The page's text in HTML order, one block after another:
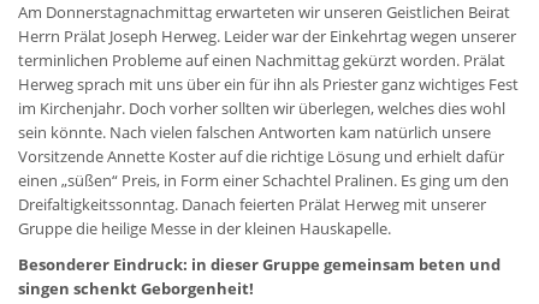
Am Donnerstagnachmittag erwarteten wir unseren Geistlichen Beirat
Herrn Prälat Joseph Herweg. Leider war der Einkehrtag wegen unserer
terminlichen Probleme auf einen Nachmittag gekürzt worden. Prälat
Herweg sprach mit uns über ein für ihn als Priester ganz wichtiges Fest
im Kirchenjahr. Doch vorher sollten wir überlegen, welches dies wohl
sein könnte. Nach vielen falschen Antworten kam natürlich unsere
Vorsitzende Annette Koster auf die richtige Lösung und erhielt dafür
einen „süßen“ Preis, in Form einer Schachtel Pralinen. Es ging um den
Dreifaltigkeitssonntag. Danach feierten Prälat Herweg mit unserer
Gruppe die heilige Messe in der kleinen Hauskapelle.
Besonderer Eindruck: in dieser Gruppe gemeinsam beten und
singen schenkt Geborgenheit!